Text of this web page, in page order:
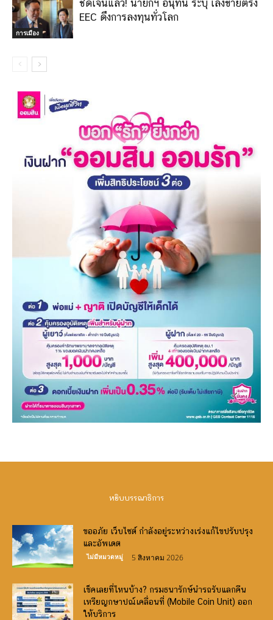
การเมือง
ชัดเจนแล้ว! นายกฯ อนุทิน ระบุ เล็งขายตรง
EEC ดึงการลงทุนทั่วโลก
หยิบบรรณาธิการ
ขออภัย เว็บไซต์ กำลังอยู่ระหว่างเร่งแก้ไขปรับปรุง
และอัพเดต
ไม่มีหมวดหมู่ 5 สิงหาคม 2026
เช็คเลยที่ไหนบ้าง? กรมธนารักษ์นำรถรับแลกคืน
เหรียญกษาปณ์เคลื่อนที่ (Mobile Coin Unit) ออก
ให้บริการ